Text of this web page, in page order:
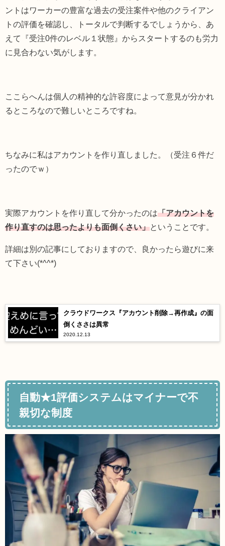
ントはワーカーの豊富な過去の受注案件や他のクライアン
トの評価を確認し、トータルで判断するでしょうから、あ
えて『受注0件のレベル１状態』からスタートするのも労力
に見合わない気がします。
ここらへんは個人の精神的な許容度によって意見が分かれ
るところなので難しいところですね。
ちなみに私はアカウントを作り直しました。（受注６件だ
ったのでｗ）
実際アカウントを作り直して分かったのは「アカウントを
作り直すのは思ったよりも面倒くさい」ということです。
詳細は別の記事にしておりますので、良かったら遊びに来
て下さい(*^^*)
クラウドワークス『アカウント削除→再作成』の面
倒くささは異常
2020.12.13
自動★1評価システムはマイナーで不
親切な制度